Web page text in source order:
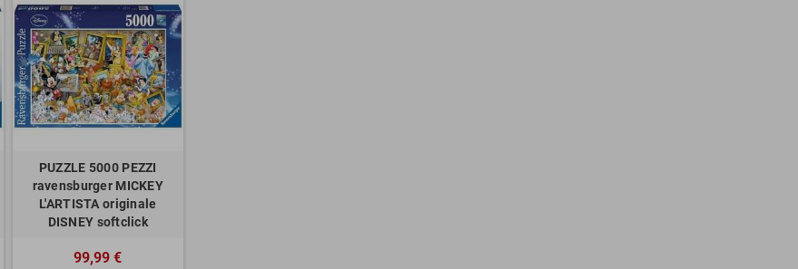
PUZZLE 5000 PEZZI
ravensburger MICKEY
L'ARTISTA originale
DISNEY softclick
99,99 €